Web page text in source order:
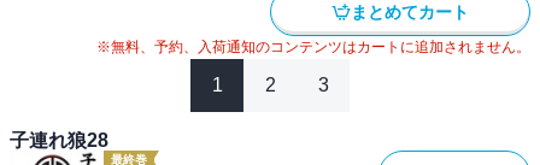
まとめてカート
※無料、予約、入荷通知のコンテンツはカートに追加されません。
1 2 3
子連れ狼28
最終巻